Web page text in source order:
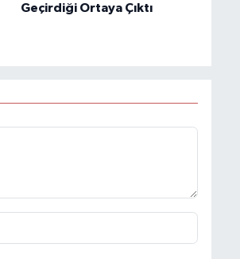
Geçirdiği Ortaya Çıktı